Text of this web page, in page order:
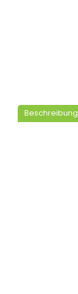
Beschreibung